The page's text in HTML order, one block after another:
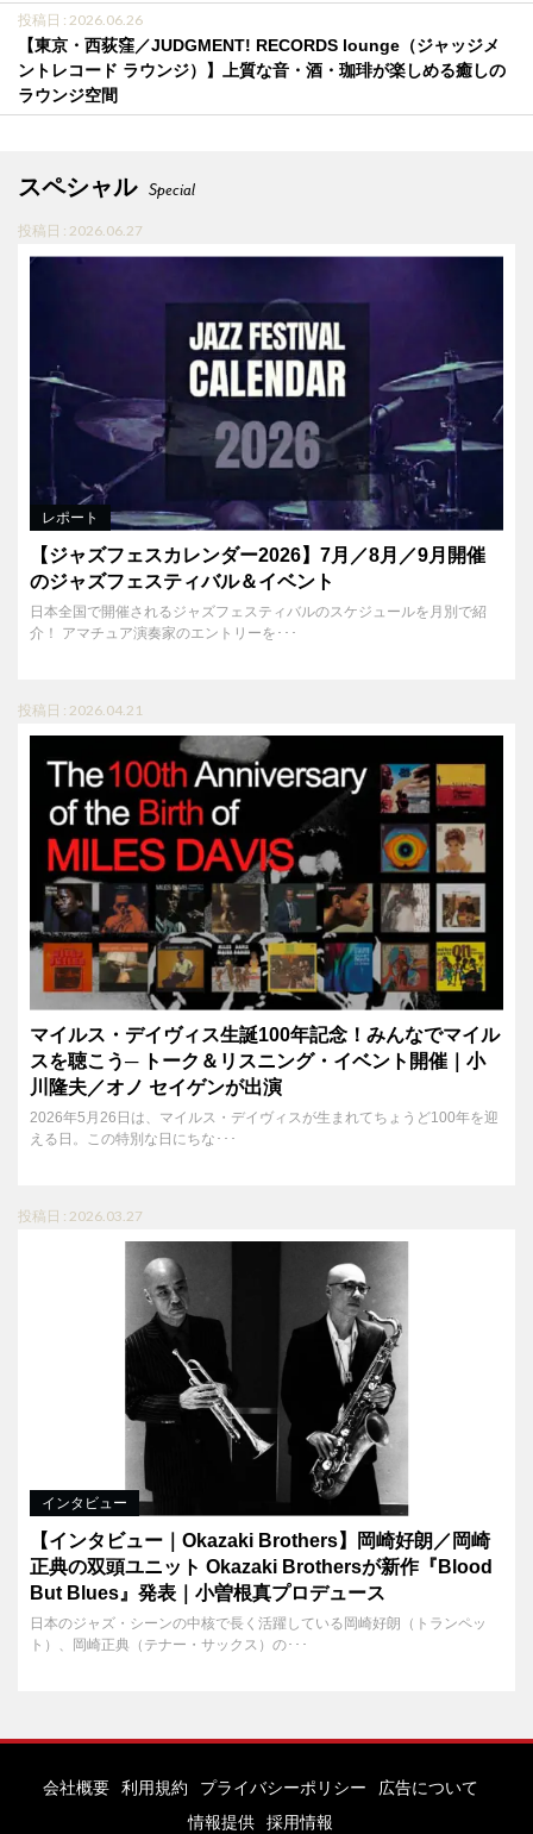
投稿日 : 2026.06.26
【東京・西荻窪／JUDGMENT! RECORDS lounge（ジャッジメ
ントレコード ラウンジ）】上質な音・酒・珈琲が楽しめる癒しの
ラウンジ空間
スペシャル Special
投稿日 : 2026.06.27
レポート
【ジャズフェスカレンダー2026】7月／8月／9月開催
のジャズフェスティバル＆イベント
日本全国で開催されるジャズフェスティバルのスケジュールを月別で紹
介！ アマチュア演奏家のエントリーを･･･
投稿日 : 2026.04.21
マイルス・デイヴィス生誕100年記念！みんなでマイル
スを聴こう─ トーク＆リスニング・イベント開催｜小
川隆夫／オノ セイゲンが出演
2026年5月26日は、マイルス・デイヴィスが生まれてちょうど100年を迎
える日。この特別な日にちな･･･
投稿日 : 2026.03.27
インタビュー
【インタビュー｜Okazaki Brothers】岡崎好朗／岡崎
正典の双頭ユニット Okazaki Brothersが新作『Blood
But Blues』発表｜小曽根真プロデュース
日本のジャズ・シーンの中核で長く活躍している岡崎好朗（トランペッ
ト）、岡崎正典（テナー・サックス）の･･･
会社概要 利用規約 プライバシーポリシー
広告について
情報提供
採用情報